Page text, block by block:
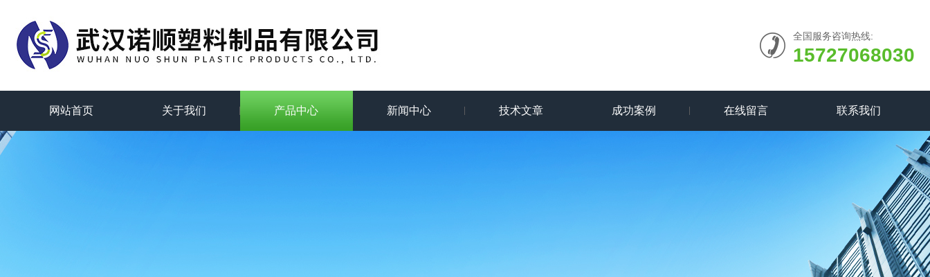
全国服务咨询热线:
15727068030
网站首页 关于我们 产品中心 新闻中心 技术文章 成功案例 在线留言 联系我们